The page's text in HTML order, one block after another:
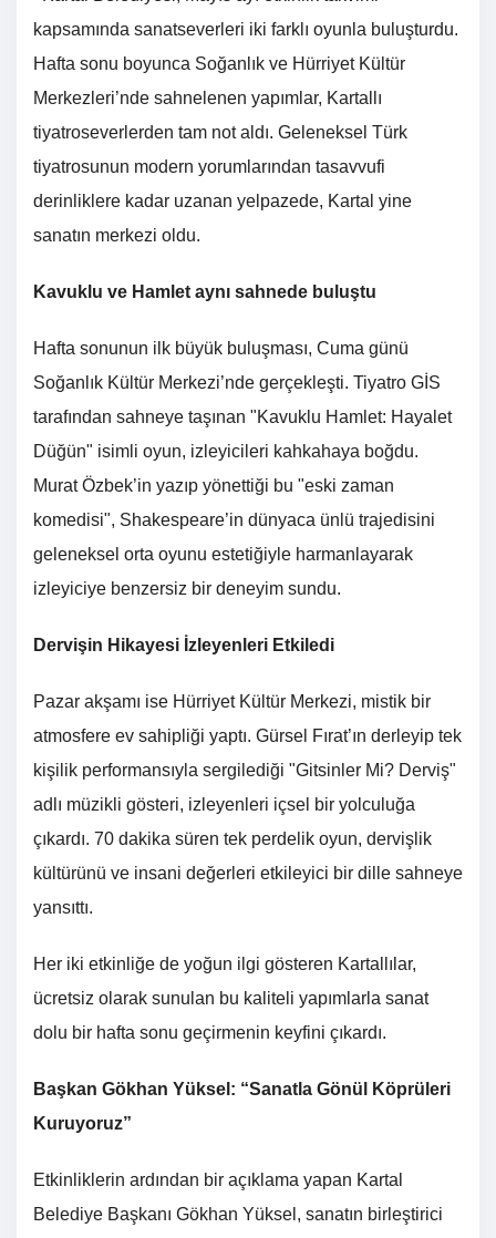
kapsamında sanatseverleri iki farklı oyunla buluşturdu.
Hafta sonu boyunca Soğanlık ve Hürriyet Kültür
Merkezleri’nde sahnelenen yapımlar, Kartallı
tiyatroseverlerden tam not aldı. Geleneksel Türk
tiyatrosunun modern yorumlarından tasavvufi
derinliklere kadar uzanan yelpazede, Kartal yine
sanatın merkezi oldu.
Kavuklu ve Hamlet aynı sahnede buluştu
Hafta sonunun ilk büyük buluşması, Cuma günü
Soğanlık Kültür Merkezi’nde gerçekleşti. Tiyatro GİS
tarafından sahneye taşınan "Kavuklu Hamlet: Hayalet
Düğün" isimli oyun, izleyicileri kahkahaya boğdu.
Murat Özbek’in yazıp yönettiği bu "eski zaman
komedisi", Shakespeare’in dünyaca ünlü trajedisini
geleneksel orta oyunu estetiğiyle harmanlayarak
izleyiciye benzersiz bir deneyim sundu.
Dervişin Hikayesi İzleyenleri Etkiledi
Pazar akşamı ise Hürriyet Kültür Merkezi, mistik bir
atmosfere ev sahipliği yaptı. Gürsel Fırat’ın derleyip tek
kişilik performansıyla sergilediği "Gitsinler Mi? Derviş"
adlı müzikli gösteri, izleyenleri içsel bir yolculuğa
çıkardı. 70 dakika süren tek perdelik oyun, dervişlik
kültürünü ve insani değerleri etkileyici bir dille sahneye
yansıttı.
Her iki etkinliğe de yoğun ilgi gösteren Kartallılar,
ücretsiz olarak sunulan bu kaliteli yapımlarla sanat
dolu bir hafta sonu geçirmenin keyfini çıkardı.
Başkan Gökhan Yüksel: “Sanatla Gönül Köprüleri
Kuruyoruz”
Etkinliklerin ardından bir açıklama yapan Kartal
Belediye Başkanı Gökhan Yüksel, sanatın birleştirici